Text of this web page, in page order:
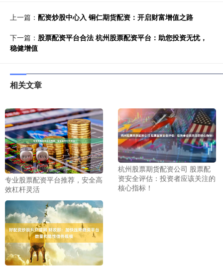
上一篇： 配资炒股中心入 铜仁期货配资：开启财富增值之路
下一篇： 股票配资平台合法 杭州股票配资平台：助您投资无忧，
稳健增值
相关文章
专业股票配资平台推荐，安全高
效杠杆灵活
杭州股票期货配资公司 股票配
资安全评估：投资者应该关注的
核心指标！